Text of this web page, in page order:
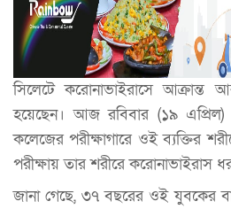
সিলেটে করোনাভাইরাসে
হয়েছেন। আজ রবিবার (১৯ এপ্রিল)
কলেজের পরীক্ষাগারে ওই ব্যক্তির
পরীক্ষায় তার শরীরে করোনাভাইরাস
জানা গেছে, ৩৭ বছরের ওই যুবকের